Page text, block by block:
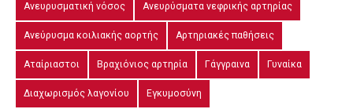
Ανευρυσματική νόσος Ανευρύσματα νεφρικής αρτηρίας
Ανεύρυσμα κοιλιακής αορτής Αρτηριακές παθήσεις
Αταίριαστοι Βραχιόνιος αρτηρία Γάγγραινα Γυναίκα
Διαχωρισμός λαγονίου Εγκυμοσύνη